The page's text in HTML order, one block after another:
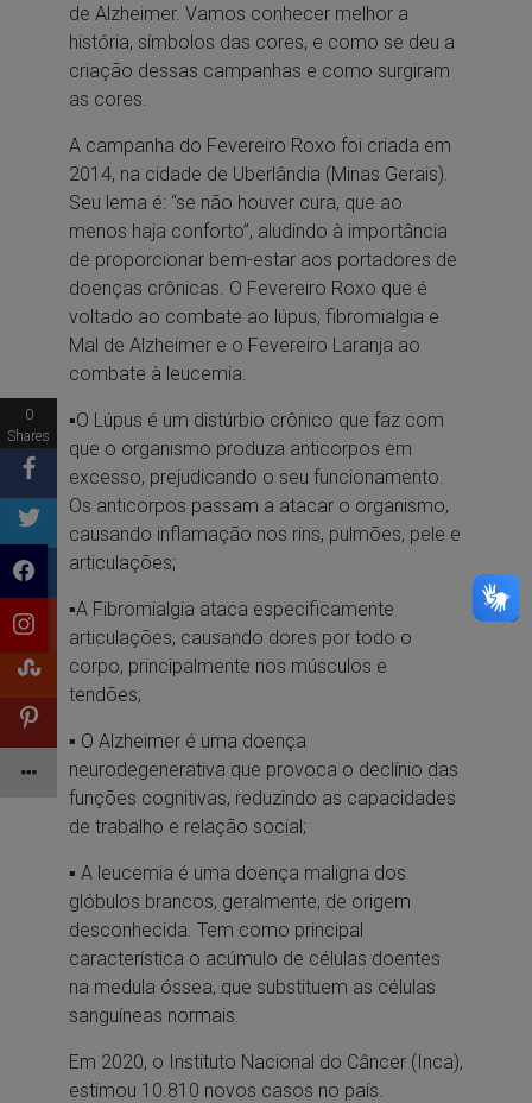
de Alzheimer. Vamos conhecer melhor a
história, símbolos das cores, e como se deu a
criação dessas campanhas e como surgiram
as cores.
A campanha do Fevereiro Roxo foi criada em
2014, na cidade de Uberlândia (Minas Gerais).
Seu lema é: “se não houver cura, que ao
menos haja conforto”, aludindo à importância
de proporcionar bem-estar aos portadores de
doenças crônicas. O Fevereiro Roxo que é
voltado ao combate ao lúpus, fibromialgia e
Mal de Alzheimer e o Fevereiro Laranja ao
combate à leucemia.
▪︎O Lúpus é um distúrbio crônico que faz com
que o organismo produza anticorpos em
excesso, prejudicando o seu funcionamento.
Os anticorpos passam a atacar o organismo,
causando inflamação nos rins, pulmões, pele e
articulações;
▪︎A Fibromialgia ataca especificamente
articulações, causando dores por todo o
corpo, principalmente nos músculos e
tendões;
▪︎ O Alzheimer é uma doença
neurodegenerativa que provoca o declínio das
funções cognitivas, reduzindo as capacidades
de trabalho e relação social;
▪︎ A leucemia é uma doença maligna dos
glóbulos brancos, geralmente, de origem
desconhecida. Tem como principal
característica o acúmulo de células doentes
na medula óssea, que substituem as células
sanguíneas normais.
Em 2020, o Instituto Nacional do Câncer (Inca),
estimou 10.810 novos casos no país.
0
Shares